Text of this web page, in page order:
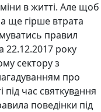
в житті. Але щоб
ще гірше втрата
правил
22.12.2017 року
сектору з
про
час святкування
поведінки під